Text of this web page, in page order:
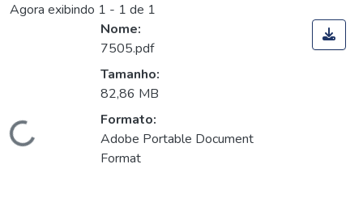
Agora exibindo 1 - 1 de 1
Carregando...
Nome:
7505.pdf
Tamanho:
82,86 MB
Formato:
Adobe Portable Document
Format